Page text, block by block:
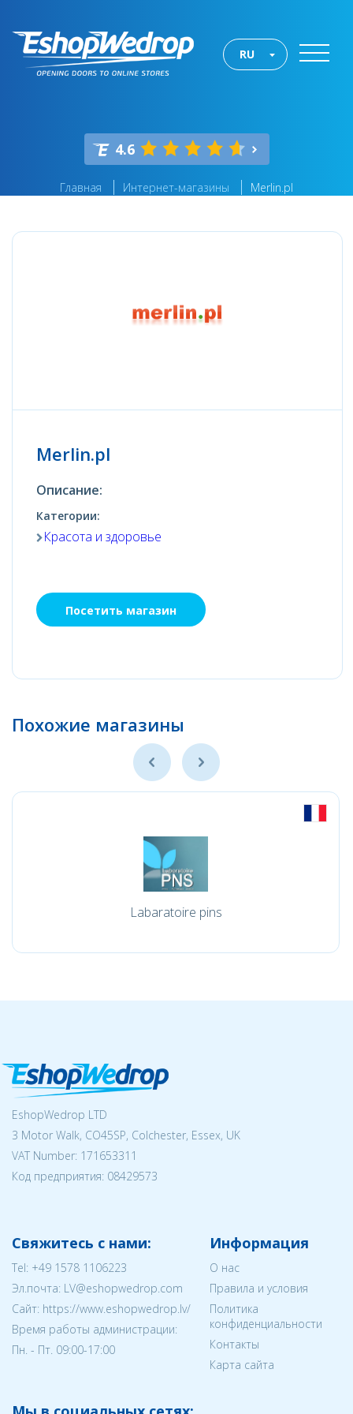
RU
4.6
Главная Интернет-магазины Merlin.pl
Merlin.pl
Описание:
Категории:
Красота и здоровье
Посетить магазин
Похожие магазины
Labaratoire pins
EshopWedrop LTD
3 Motor Walk, CO45SP, Colchester, Essex, UK
VAT Number: 171653311
Код предприятия: 08429573
Свяжитесь с нами:
Tel: +49 1578 1106223
Эл.почта: LV@eshopwedrop.com
Cайт: https://www.eshopwedrop.lv/
Время работы администрации:
Пн. - Пт. 09:00-17:00
Информация
О нас
Правила и условия
Политика
конфиденциальности
Контакты
Карта сайта